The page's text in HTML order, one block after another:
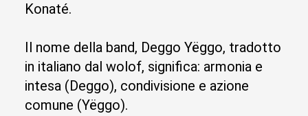
Konaté.
Il nome della band, Deggo Yëggo, tradotto
in italiano dal wolof, significa: armonia e
intesa (Deggo), condivisione e azione
comune (Yëggo).